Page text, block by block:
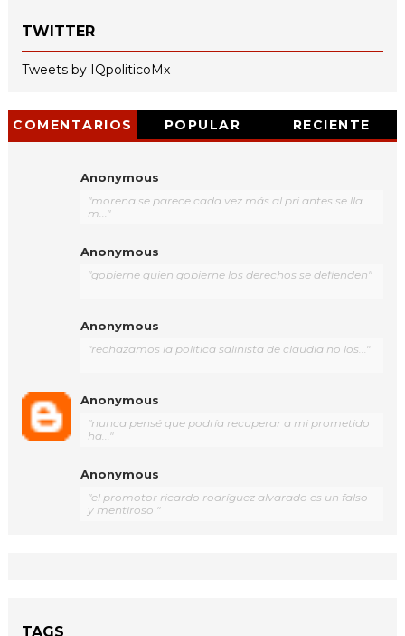
TWITTER
Tweets by IQpoliticoMx
COMENTARIOS POPULAR RECIENTE
Anonymous
"morena se parece cada vez más al pri antes se lla
m..."
Anonymous
"gobierne quien gobierne los derechos se defienden"
Anonymous
"rechazamos la política salinista de claudia no los..."
Anonymous
"nunca pensé que podría recuperar a mi prometido
ha..."
Anonymous
"el promotor ricardo rodríguez alvarado es un falso
y mentiroso "
TAGS